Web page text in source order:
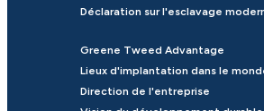
Déclaration sur l'esclavage
Greene Tweed Advantage
Lieux d'implantation dans le
Direction de l'entreprise